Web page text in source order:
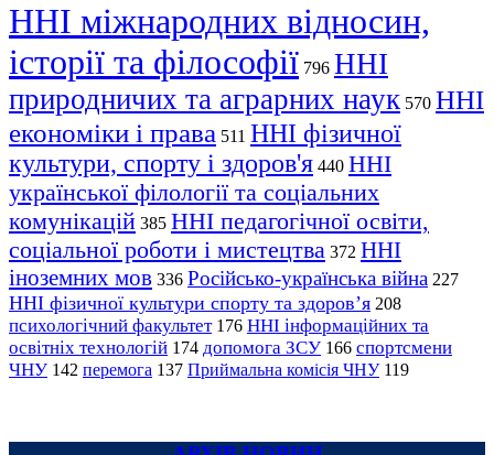
ННІ міжнародних відносин,
історії та філософії 796 ННІ
природничих та аграрних наук 570 ННІ
економіки і права 511 ННІ фізичної
культури, спорту і здоров'я 440 ННІ
української філології та соціальних
комунікацій 385 ННІ педагогічної освіти,
соціальної роботи і мистецтва 372 ННІ
іноземних мов 336 Російсько-українська війна 227
ННІ фізичної культури спорту та здоров’я 208
психологічний факультет 176 ННІ інформаційних та
освітніх технологій 174 допомога ЗСУ 166 спортсмени
ЧНУ 142 перемога 137 Приймальна комісія ЧНУ 119